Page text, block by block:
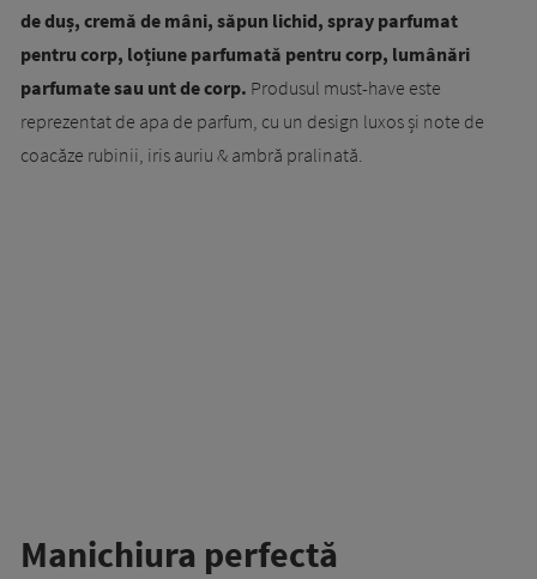
de duș, cremă de mâni, săpun lichid, spray parfumat
pentru corp, loțiune parfumată pentru corp, lumânări
parfumate sau unt de corp. Produsul must-have este
reprezentat de apa de parfum, cu un design luxos și note de
coacăze rubinii, iris auriu & ambră pralinată.
Manichiura perfectă